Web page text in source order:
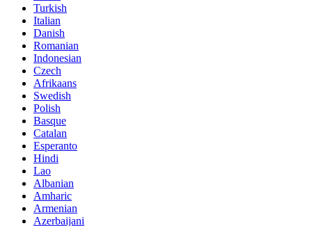
Turkish
Italian
Danish
Romanian
Indonesian
Czech
Afrikaans
Swedish
Polish
Basque
Catalan
Esperanto
Hindi
Lao
Albanian
Amharic
Armenian
Azerbaijani